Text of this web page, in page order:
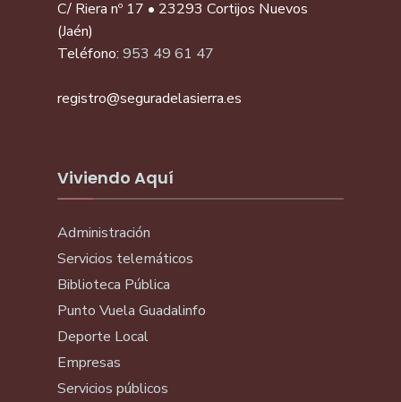
C/ Riera nº 17 • 23293 Cortijos Nuevos
(Jaén)
Teléfono: 953 49 61 47
registro@seguradelasierra.es
Viviendo Aquí
Administración
Servicios telemáticos
Biblioteca Pública
Punto Vuela Guadalinfo
Deporte Local
Empresas
Servicios públicos